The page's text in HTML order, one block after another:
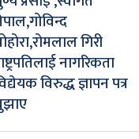
गिरी
नागरिकता
विरुद्ध ज्ञापन पत्र